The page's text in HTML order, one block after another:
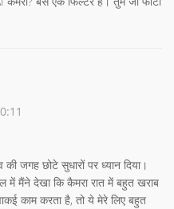
जगह छोटे सुधारों पर ध्यान दिया।
मैंने देखा कि कैमरा रात में बहुत खराब
काम करता है, तो ये मेरे लिए बहुत